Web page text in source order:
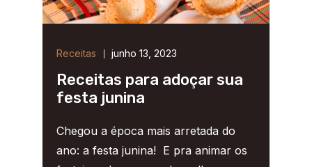
Receitas junho 13, 2023
Receitas para adoçar sua
festa junina
Chegou a época mais arretada do
ano: a festa junina! E pra animar os